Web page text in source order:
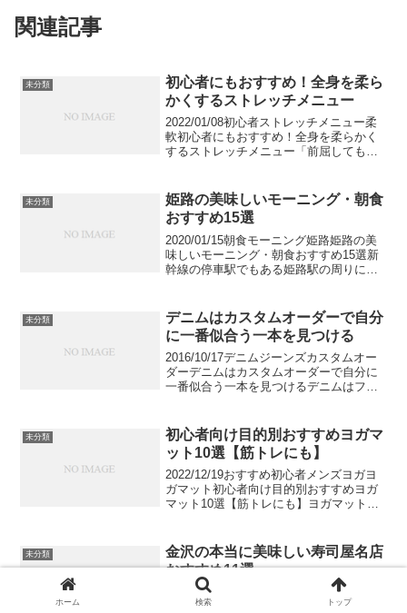
関連記事
未分類
初心者にもおすすめ！全身を柔ら
かくするストレッチメニュー
2022/01/08初心者ストレッチメニュー柔
軟初心者にもおすすめ！全身を柔らかく
するストレッチメニュー「前屈しても上
実感されている人は多いのではないでし
ょうか？でも...
未分類
姫路の美味しいモーニング・朝食
おすすめ15選
2020/01/15朝食モーニング姫路姫路の美
味しいモーニング・朝食おすすめ15選新
幹線の停車駅でもある姫路駅の周りに
べられる美味しいモーニング・朝食を厳
選して紹介しま...
未分類
デニムはカスタムオーダーで自分
に一番似合う一本を見つける
2016/10/17デニムジーンズカスタムオー
ダーデニムはカスタムオーダーで自分に
一番似合う一本を見つけるデニムはファ
リジッドデニムの色落ちは自分だけのも
のですが、それ...
未分類
初心者向け目的別おすすめヨガマ
ット10選【筋トレにも】
2022/12/19おすすめ初心者メンズヨガヨ
ガマット初心者向け目的別おすすめヨガ
マット10選【筋トレにも】ヨガマットは
ヨガマットを使ったらいいかよくわから
ないですよね...
未分類
金沢の本当に美味しい寿司屋名店
おすすめ11選
2020/01/15ミシュラン寿司鮨金沢金沢の
本当に美味しい寿司屋名店おすすめ11選
ホーム 検索 トップ